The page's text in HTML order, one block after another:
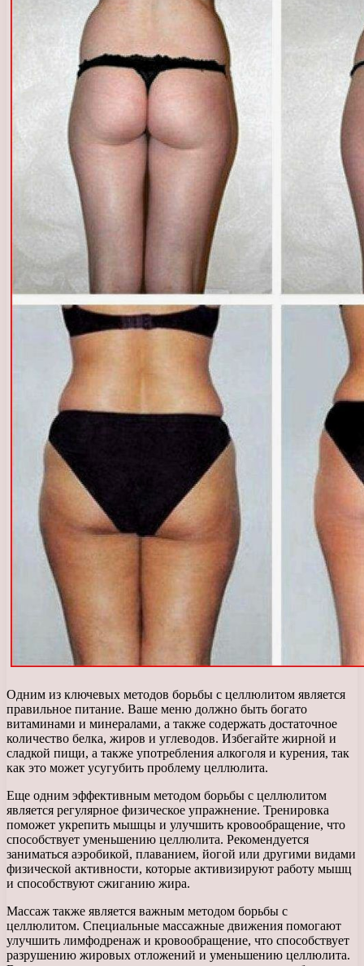
Одним из ключевых методов борьбы с целлюлитом является
правильное питание. Ваше меню должно быть богато
витаминами и минералами, а также содержать достаточное
количество белка, жиров и углеводов. Избегайте жирной и
сладкой пищи, а также употребления алкоголя и курения, так
как это может усугубить проблему целлюлита.
Еще одним эффективным методом борьбы с целлюлитом
является регулярное физическое упражнение. Тренировка
поможет укрепить мышцы и улучшить кровообращение, что
способствует уменьшению целлюлита. Рекомендуется
заниматься аэробикой, плаванием, йогой или другими видами
физической активности, которые активизируют работу мышц
и способствуют сжиганию жира.
Массаж также является важным методом борьбы с
целлюлитом. Специальные массажные движения помогают
улучшить лимфодренаж и кровообращение, что способствует
разрушению жировых отложений и уменьшению целлюлита.